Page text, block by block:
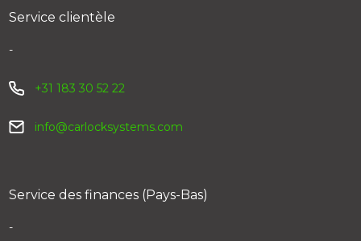
Service clientèle
-
+31 183 30 52 22
info@carlocksystems.com
Service des finances (Pays-Bas)
-